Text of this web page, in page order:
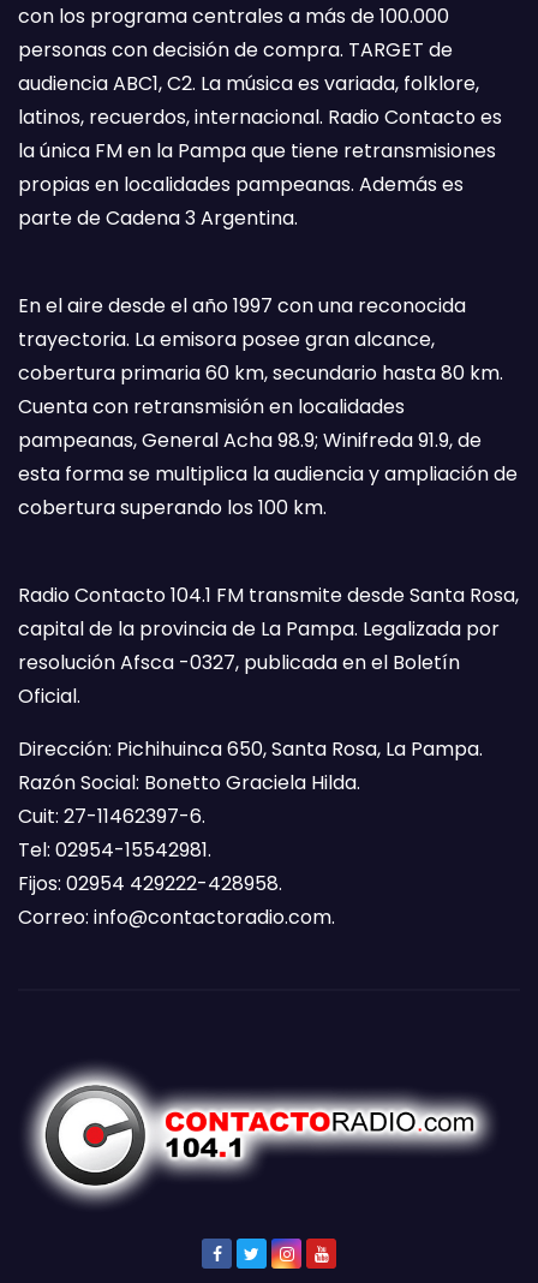
con los programa centrales a más de 100.000
personas con decisión de compra. TARGET de
audiencia ABC1, C2. La música es variada, folklore,
latinos, recuerdos, internacional. Radio Contacto es
la única FM en la Pampa que tiene retransmisiones
propias en localidades pampeanas. Además es
parte de Cadena 3 Argentina.
En el aire desde el año 1997 con una reconocida
trayectoria. La emisora posee gran alcance,
cobertura primaria 60 km, secundario hasta 80 km.
Cuenta con retransmisión en localidades
pampeanas, General Acha 98.9; Winifreda 91.9, de
esta forma se multiplica la audiencia y ampliación de
cobertura superando los 100 km.
Radio Contacto 104.1 FM transmite desde Santa Rosa,
capital de la provincia de La Pampa. Legalizada por
resolución Afsca -0327, publicada en el Boletín
Oficial.
Dirección: Pichihuinca 650, Santa Rosa, La Pampa.
Razón Social: Bonetto Graciela Hilda.
Cuit: 27-11462397-6.
Tel: 02954-15542981.
Fijos: 02954 429222-428958.
Correo: info@contactoradio.com.